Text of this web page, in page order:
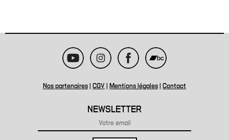
Nos partenaires CGV Mentions légales Contact
NEWSLETTER